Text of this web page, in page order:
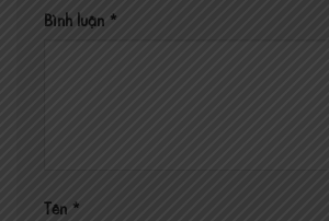
Bình luận *
Tên *